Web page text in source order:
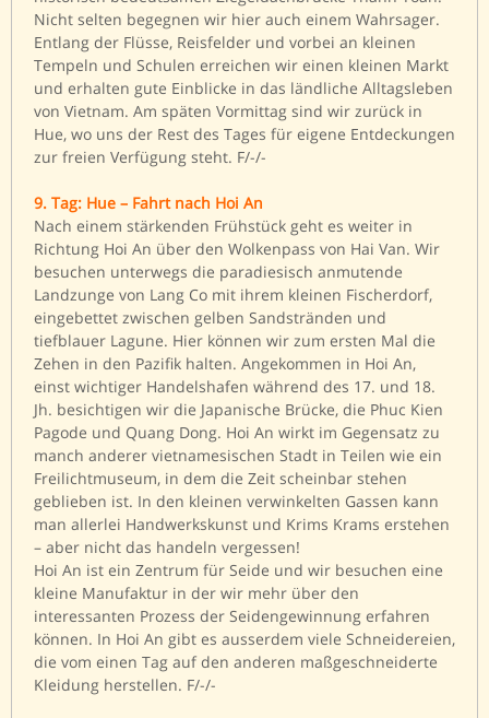
Nicht selten begegnen wir hier auch einem Wahrsager.
Entlang der Flüsse, Reisfelder und vorbei an kleinen
Tempeln und Schulen erreichen wir einen kleinen Markt
und erhalten gute Einblicke in das ländliche Alltagsleben
von Vietnam. Am späten Vormittag sind wir zurück in
Hue, wo uns der Rest des Tages für eigene Entdeckungen
zur freien Verfügung steht. F/-/-
9. Tag: Hue – Fahrt nach Hoi An
Nach einem stärkenden Frühstück geht es weiter in
Richtung Hoi An über den Wolkenpass von Hai Van. Wir
besuchen unterwegs die paradiesisch anmutende
Landzunge von Lang Co mit ihrem kleinen Fischerdorf,
eingebettet zwischen gelben Sandstränden und
tiefblauer Lagune. Hier können wir zum ersten Mal die
Zehen in den Pazifik halten. Angekommen in Hoi An,
einst wichtiger Handelshafen während des 17. und 18.
Jh. besichtigen wir die Japanische Brücke, die Phuc Kien
Pagode und Quang Dong. Hoi An wirkt im Gegensatz zu
manch anderer vietnamesischen Stadt in Teilen wie ein
Freilichtmuseum, in dem die Zeit scheinbar stehen
geblieben ist. In den kleinen verwinkelten Gassen kann
man allerlei Handwerkskunst und Krims Krams erstehen
– aber nicht das handeln vergessen!
Hoi An ist ein Zentrum für Seide und wir besuchen eine
kleine Manufaktur in der wir mehr über den
interessanten Prozess der Seidengewinnung erfahren
können. In Hoi An gibt es ausserdem viele Schneidereien,
die vom einen Tag auf den anderen maßgeschneiderte
Kleidung herstellen. F/-/-